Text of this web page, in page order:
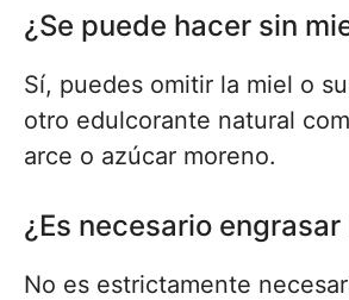
¿Se puede hacer sin
Sí, puedes omitir la miel o
otro edulcorante natural
arce o azúcar moreno.
¿Es necesario
No es estrictamente